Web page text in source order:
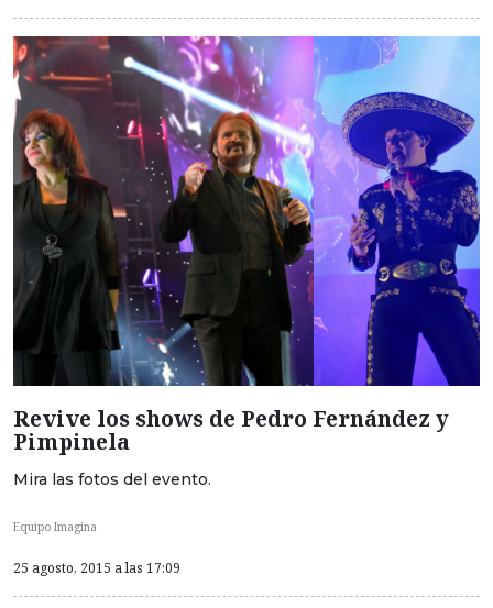
Revive los shows de Pedro Fernández y
Pimpinela
Mira las fotos del evento.
Equipo Imagina
25 agosto, 2015 a las 17:09